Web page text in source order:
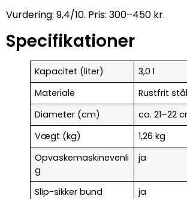
Vurdering: 9,4/10. Pris: 300–450 kr.
Specifikationer
Kapacitet (liter)
3,0 l
Materiale
Rustfrit stål
Diameter (cm)
ca. 21–22
Vægt (kg)
1,26 kg
Opvaskemaskinevenli
g
ja
Slip-sikker bund ja